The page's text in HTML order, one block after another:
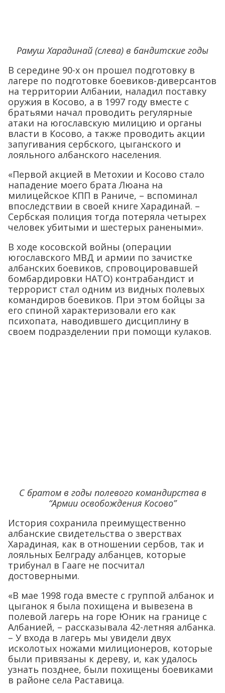
Рамуш Харадинай (слева) в бандитские годы
В середине 90-х он прошел подготовку в
лагере по подготовке боевиков-диверсантов
на территории Албании, наладил поставку
оружия в Косово, а в 1997 году вместе с
братьями начал проводить регулярные
атаки на югославскую милицию и органы
власти в Косово, а также проводить акции
запугивания сербского, цыганского и
лояльного албанского населения.
«Первой акцией в Метохии и Косово стало
нападение моего брата Люана на
милицейское КПП в Раниче, – вспоминал
впоследствии в своей книге Харадинай. –
Сербская полиция тогда потеряла четырех
человек убитыми и шестерых ранеными».
В ходе косовской войны (операции
югославского МВД и армии по зачистке
албанских боевиков, спровоцировавшей
бомбардировки НАТО) контрабандист и
террорист стал одним из видных полевых
командиров боевиков. При этом бойцы за
его спиной характеризовали его как
психопата, наводившего дисциплину в
своем подразделении при помощи кулаков.
С братом в годы полевого командирства в
“Армии освобождения Косово”
История сохранила преимущественно
албанские свидетельства о зверствах
Харадиная, как в отношении сербов, так и
лояльных Белграду албанцев, которые
трибунал в Гааге не посчитал
достоверными.
«В мае 1998 года вместе с группой албанок и
цыганок я была похищена и вывезена в
полевой лагерь на горе Юник на границе с
Албанией, – рассказывала 42-летняя албанка.
– У входа в лагерь мы увидели двух
исколотых ножами милиционеров, которые
были привязаны к дереву, и, как удалось
узнать позднее, были похищены боевиками
в районе села Раставица.